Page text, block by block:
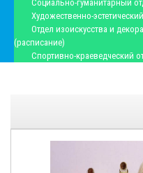
Социально-гуманитарный
Художественно-
Отдел изоискусства и
(расписание)
Спортивно-краеведческий